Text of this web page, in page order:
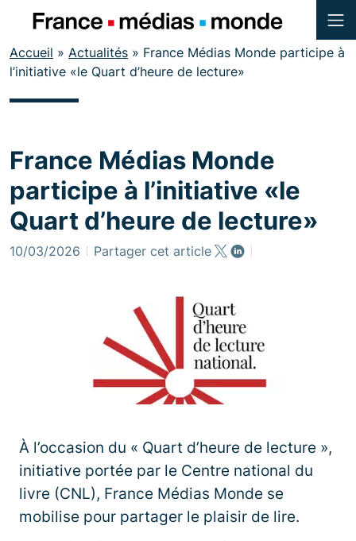
Menu
Contenu
Pied de page
Accueil » Actualités » France Médias Monde participe à
l’initiative «le Quart d’heure de lecture»
France Médias Monde
participe à l’initiative «le
Quart d’heure de lecture»
10/03/2026 Partager cet article
À l’occasion du « Quart d’heure de lecture »,
initiative portée par le Centre national du
livre (CNL), France Médias Monde se
mobilise pour partager le plaisir de lire.